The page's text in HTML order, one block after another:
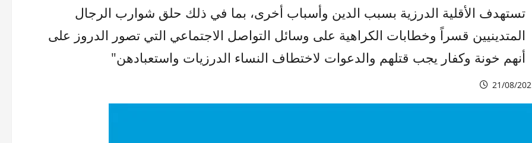
تستهدف الأقلية الدرزية بسبب الدين وأسباب أخرى، بما في ذلك حلق شوارب الرجال
المتدينيين قسراً وخطابات الكراهية على وسائل التواصل الاجتماعي التي تصور الدروز على
أنهم خونة وكفار يجب قتلهم والدعوات لاختطاف النساء الدرزيات واستعبادهن"
21/08/